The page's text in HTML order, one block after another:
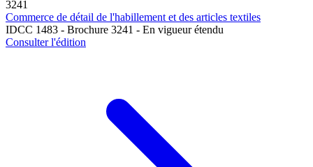
3241
Commerce de détail de l'habillement et des articles textiles
IDCC 1483 - Brochure 3241 - En vigueur étendu
Consulter l'édition